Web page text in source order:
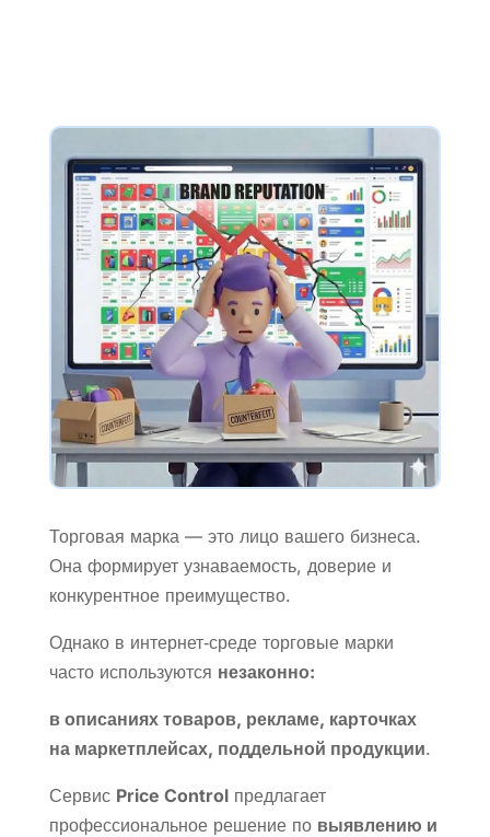
Торговая марка — это лицо вашего бизнеса.
Она формирует узнаваемость, доверие и
конкурентное преимущество.
Однако в интернет‑среде торговые марки
часто используются незаконно:
в описаниях товаров, рекламе, карточках
на маркетплейсах, поддельной продукции.
Сервис Price Controlпредлагает
профессиональное решение по выявлению и